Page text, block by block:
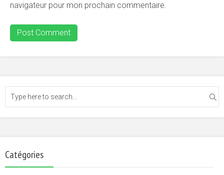
navigateur pour mon prochain commentaire.
Catégories